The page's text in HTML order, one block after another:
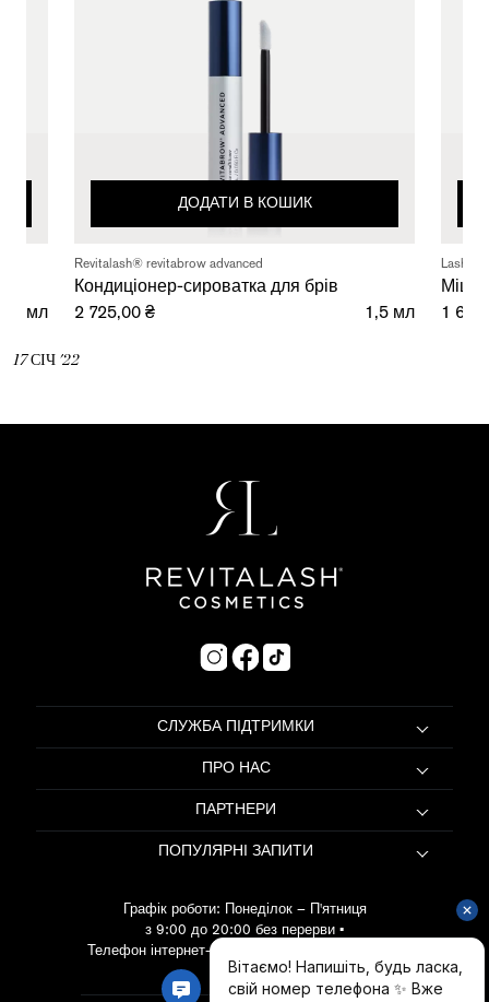
мл
ДОДАТИ В КОШИК
Revitalash® revitabrow advanced
Кондиціонер-сироватка для брів
2 725,00 ₴
1,5 мл
Lash
1
17СІЧ '22
Пошук...
СЛУЖБА ПІДТРИМКИ
ПРО НАС
ПАРТНЕРИ
ПОПУЛЯРНІ ЗАПИТИ
Графік роботи: Понеділок – П'ятниця
з 9:00 до 20:00 без перерви •
Телефон інтернет-магазину: